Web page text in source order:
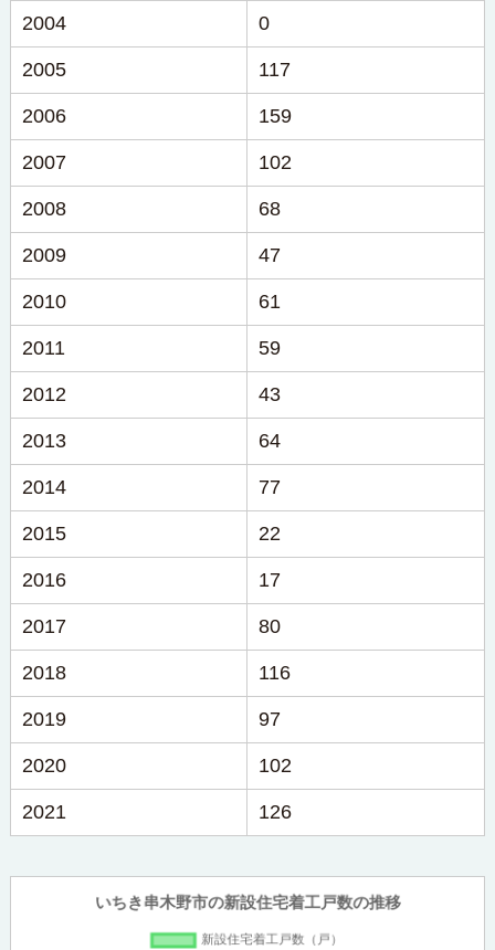
2004 0
2005 117
2006 159
2007 102
2008 68
2009 47
2010 61
2011 59
2012 43
2013 64
2014 77
2015 22
2016 17
2017 80
2018 116
2019 97
2020 102
2021 126